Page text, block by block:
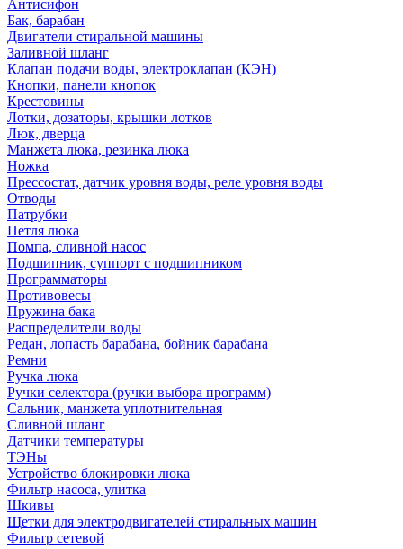
Антисифон
Бак, барабан
Двигатели стиральной машины
Заливной шланг
Клапан подачи воды, электроклапан (КЭН)
Кнопки, панели кнопок
Крестовины
Лотки, дозаторы, крышки лотков
Люк, дверца
Манжета люка, резинка люка
Ножка
Прессостат, датчик уровня воды, реле уровня воды
Отводы
Патрубки
Петля люка
Помпа, сливной насос
Подшипник, суппорт с подшипником
Программаторы
Противовесы
Пружина бака
Распределители воды
Редан, лопасть барабана, бойник барабана
Ремни
Ручка люка
Ручки селектора (ручки выбора программ)
Сальник, манжета уплотнительная
Сливной шланг
Датчики температуры
ТЭНы
Устройство блокировки люка
Фильтр насоса, улитка
Шкивы
Щетки для электродвигателей стиральных машин
Фильтр сетевой